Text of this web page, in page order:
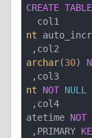
CREATE TABLE
nt
archar(30)
nt
NOT NULL
atetime NOT
,PRIMARY